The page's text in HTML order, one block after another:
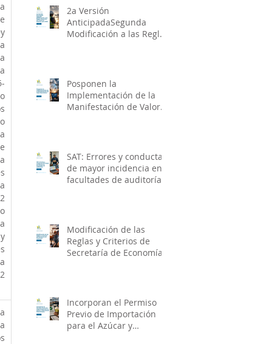
2a Versión
AnticipadaSegunda
Modificación a las Reglas
Posponen la
Implementación de la
Manifestación de Valor
SAT: Errores y conductas
de mayor incidencia en
facultades de auditorías
Modificación de las
Reglas y Criterios de
Secretaría de Economía
Incorporan el Permiso
Previo de Importación
para el Azúcar y